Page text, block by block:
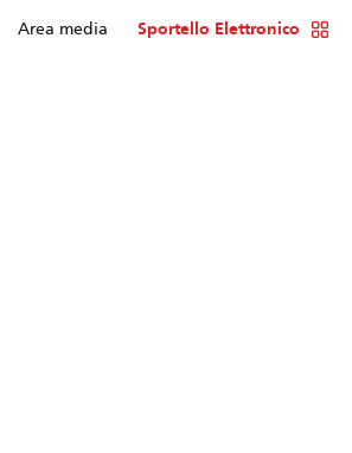
Area media Sportello Elettronico